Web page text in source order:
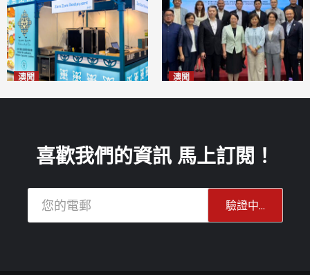
澳聞 澳聞
喜歡我們的資訊 馬上訂閱！